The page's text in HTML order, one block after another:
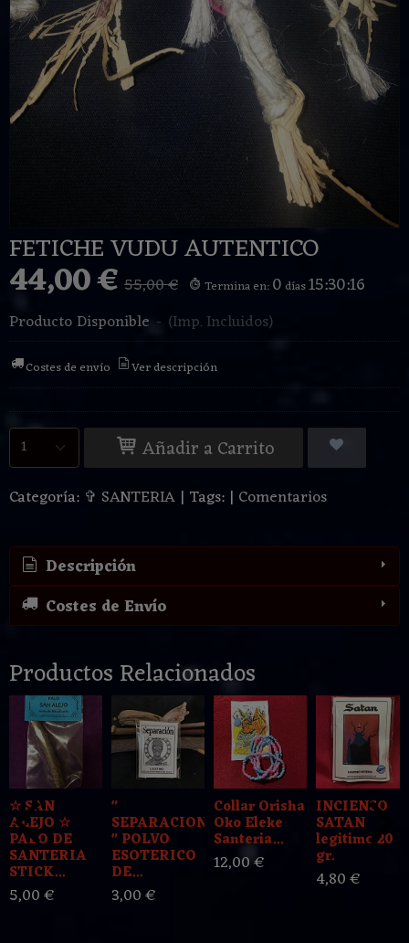
FETICHE VUDU AUTENTICO
44,00 € 55,00 € Termina en:0 días15:30:16
Producto Disponible - (Imp. Incluidos)
Costes de envío Ver descripción
Añadir a Carrito
Categoría: ✞ SANTERIA | Tags: | Comentarios
Descripción
Costes de Envío
Productos Relacionados
☆ SAN
ALEJO ☆
PALO DE
SANTERIA
STICK...
5,00 €
"
SEPARACION
" POLVO
ESOTERICO
DE...
3,00 €
Collar Orisha
Oko Eleke
Santeria...
12,00 €
INCIENSO
SATAN
legitimo 20
gr.
4,80 €